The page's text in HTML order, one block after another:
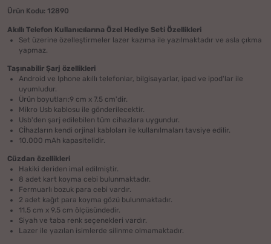
Ürün Kodu: 12890
Akıllı Telefon Kullanıcılarına Özel Hediye Seti Özellikleri
Set üzerine özelleştirmeler lazer kazıma ile yazılmaktadır ve asla çıkma
yapmaz.
Taşınabilir Şarj özellikleri
Android ve Iphone akıllı telefonlar, bilgisayarlar, ipad ve ipod'lar ile
uyumludur.
Ürün boyutları:9 cm x 7.5 cm'dir.
Mikro Usb kablosu ile gönderilecektir.
Usb'den şarj edilebilen tüm cihazlara uygundur.
Cİhazların kendi orjinal kabloları ile kullanılmaları tavsiye edilir.
10.000 mAh kapasitelidir.
Cüzdan özellikleri
Hakiki deriden imal edilmiştir.
8 adet kart koyma cebi bulunmaktadır.
Fermuarlı bozuk para cebi vardır.
2 adet kağıt para koyma gözü bulunmaktadır.
11.5 cm x 9.5 cm ölçüsündedir.
Siyah ve taba renk seçenekleri vardır.
Lazer ile yazılan isimlerde silinme olmamaktadır.